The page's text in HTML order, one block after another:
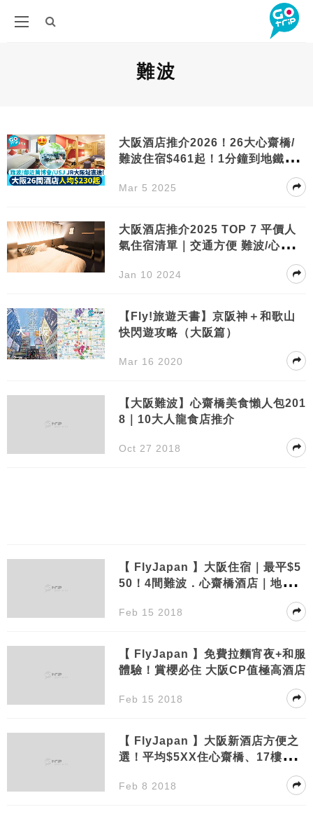
難波
大阪酒店推介2026！26大心齋橋/
難波住宿$461起！1分鐘到地鐵+酒
Mar 5 2025
大阪酒店推介2025 TOP 7 平價人
氣住宿清單｜交通方便 難波/心齋
Jan 10 2024
【Fly!旅遊天書】京阪神＋和歌山
快閃遊攻略（大阪篇）
Mar 16 2020
【大阪難波】心齋橋美食懶人包201
8｜10大人龍食店推介
Oct 27 2018
【 FlyJapan 】大阪住宿｜最平$5
50！4間難波．心齋橋酒店｜地點方
Feb 15 2018
【 FlyJapan 】免費拉麵宵夜+和服
體驗！賞櫻必住 大阪CP值極高酒店
Feb 15 2018
【 FlyJapan 】大阪新酒店方便之
選！平均$5XX住心齋橋、17樓露天
Feb 8 2018